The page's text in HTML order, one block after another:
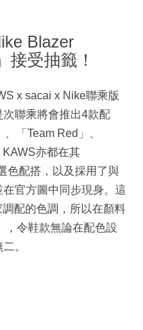
Blazer
接受抽籤！
x sacai x Nike聯乘版
聯乘將會推出4款配
「Team Red」、
KAWS亦都在其
色配搭，以及採用了與
官方圖中同步現身。這
配的色調，所以在顏料
，令鞋款無論在配色設
。